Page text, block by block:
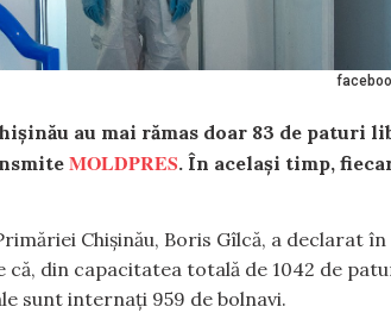
au mai rămas doar 83 de paturi
MOLDPRES. În același timp,
Chișinău, Boris Gîlcă, a declarat
că, din capacitatea totală de 1042 de
sunt internați 959 de bolnavi.